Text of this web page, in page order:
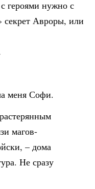
героями нужно с
Авроры, или
меня Софи.
магов-
– дома
Не сразу